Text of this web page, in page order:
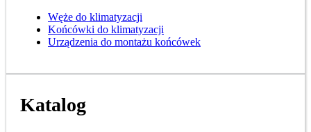
Węże do klimatyzacji
Końcówki do klimatyzacji
Urządzenia do montażu końcówek
Katalog